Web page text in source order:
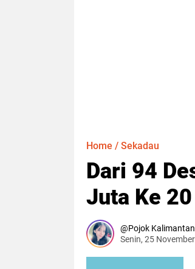
Home / Sekadau
Dari 94
Juta Ke
Pojok Kalimantan
Senin, 25